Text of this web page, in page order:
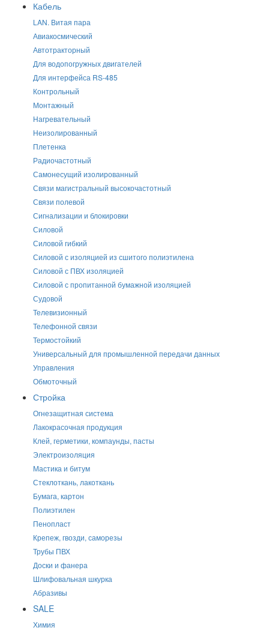
Кабель
LAN. Витая пара
Авиакосмический
Автотракторный
Для водопогружных двигателей
Для интерфейса RS-485
Контрольный
Монтажный
Нагревательный
Неизолированный
Плетенка
Радиочастотный
Самонесущий изолированный
Связи магистральный высокочастотный
Связи полевой
Сигнализации и блокировки
Силовой
Силовой гибкий
Силовой с изоляцией из сшитого полиэтилена
Силовой с ПВХ изоляцией
Силовой с пропитанной бумажной изоляцией
Судовой
Телевизионный
Телефонной связи
Термостойкий
Универсальный для промышленной передачи данных
Управления
Обмоточный
Стройка
Огнезащитная система
Лакокрасочная продукция
Клей, герметики, компаунды, пасты
Электроизоляция
Мастика и битум
Стеклоткань, лакоткань
Бумага, картон
Полиэтилен
Пенопласт
Крепеж, гвозди, саморезы
Трубы ПВХ
Доски и фанера
Шлифовальная шкурка
Абразивы
SALE
Химия